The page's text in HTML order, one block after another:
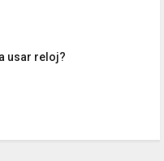
usar reloj?